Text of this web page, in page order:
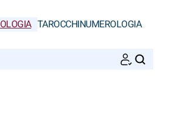
TAROCCHINUMEROLOGIA